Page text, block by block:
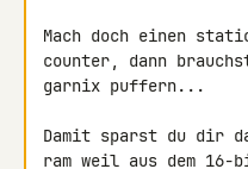
Mach doch einen
counter, dann
garnix puffern...
Damit sparst du dir
ram weil aus dem 16-